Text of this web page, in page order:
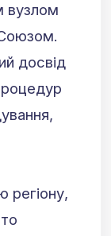
вузлом
досвід
регіону,